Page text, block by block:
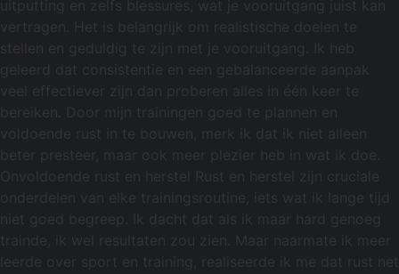
uitputting en zelfs blessures, wat je vooruitgang juist kan
vertragen. Het is belangrijk om realistische doelen te
stellen en geduldig te zijn met je vooruitgang. Ik heb
geleerd dat consistentie en een gebalanceerde aanpak
veel effectiever zijn dan proberen alles in één keer te
bereiken. Door mijn trainingen goed te plannen en
voldoende rust in te bouwen, merk ik dat ik niet alleen
beter presteer, maar ook meer plezier heb in wat ik doe.
Onvoldoende rust en herstel Rust en herstel zijn cruciale
onderdelen van elke trainingsroutine, iets wat ik lange tijd
niet goed begreep. Ik dacht dat als ik maar hard genoeg
trainde, ik wel resultaten zou zien. Maar naarmate ik meer
leerde over sport en training, realiseerde ik me dat rust net